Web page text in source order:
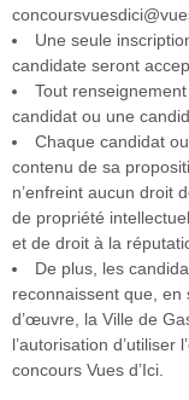
Une seule
candidate seront
Tout
candidat ou une
Chaque candidat
contenu de sa
n’enfreint aucun droit
de propriété
et de droit à la
De plus, les
reconnaissent que,
d’œuvre, la Ville de
l’autorisation
concours Vues d’Ici.